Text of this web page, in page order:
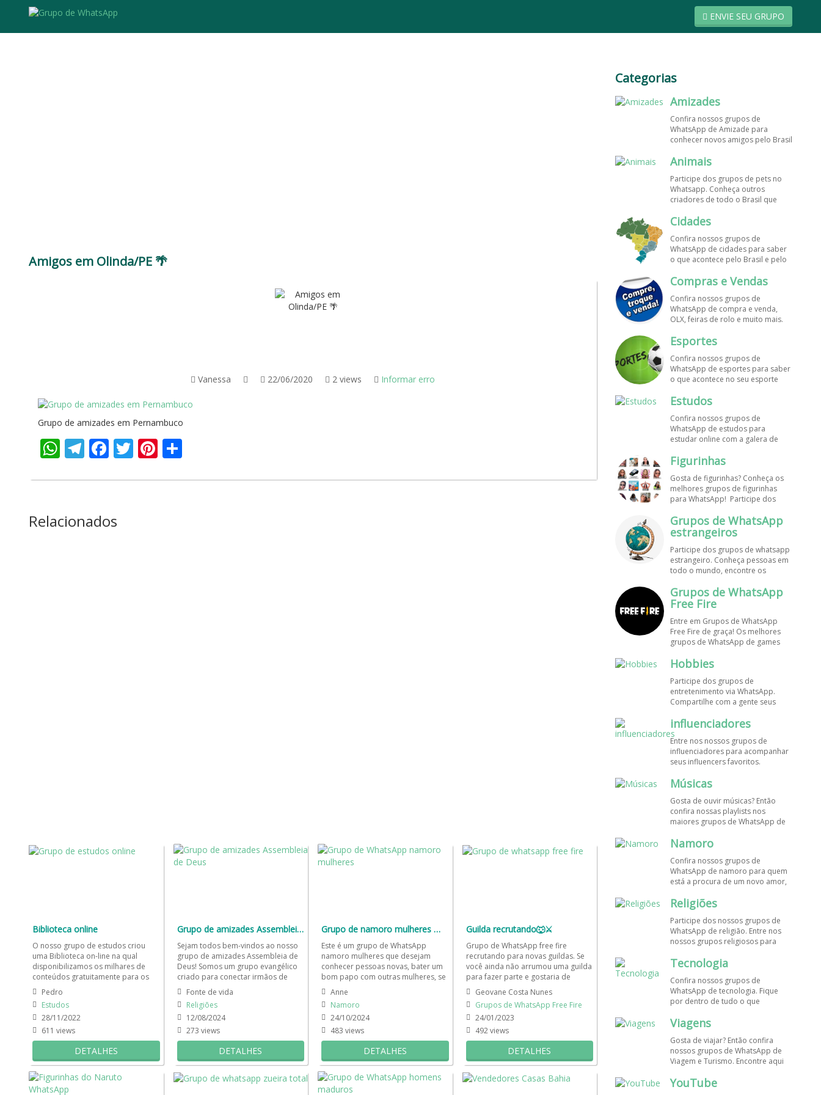
ENVIE SEU GRUPO
Amigos em Olinda/PE 🌴
Vanessa 22/06/2020 2 views Informar erro
Grupo de amizades em Pernambuco
WhatsApp
Telegram
Facebook
TwitterPinterest
Relacionados
Biblioteca online
O nosso grupo de estudos criou
uma Biblioteca on-line na qual
disponibilizamos os milhares de
conteúdos gratuitamente para os
membros aqui presentes.
Funciona...
Pedro
Estudos
28/11/2022
611 views
DETALHES
Grupo de amizades Assembleia de Deus
Sejam todos bem-vindos ao nosso
grupo de amizades Assembleia de
Deus! Somos um grupo evangélico
criado para conectar irmãos de
diversas Assembleias de Deus...
Fonte de vida
Religiões
12/08/2024
273 views
DETALHES
Grupo de namoro mulheres ❤️‍🩹🏳️‍🌈
Este é um grupo de WhatsApp
namoro mulheres que desejam
conhecer pessoas novas, bater um
bom papo com outras mulheres, se
divertir muito e, quem sabe, um
novo...
Anne
Namoro
24/10/2024
483 views
DETALHES
Guilda recrutando🐺⚔
Grupo de WhatsApp free fire
recrutando para novas guildas. Se
você ainda não arrumou uma guilda
para fazer parte e gostaria de
encontrar uma galera animada e...
Geovane Costa Nunes
Grupos de WhatsApp Free Fire
24/01/2023
492 views
DETALHES
Categorias
Amizades
Confira nossos grupos de
WhatsApp de Amizade para
conhecer novos amigos pelo Brasil
melhores grupos de WhatsApp é
Animais
Participe dos grupos de pets no
Whatsapp. Conheça outros
criadores de todo o Brasil que
trocar dicas sobre como cuidar
grupos de WhatsApp de graça!
Cidades
Confira nossos grupos de
WhatsApp de cidades para saber
o que acontece pelo Brasil e pelo
grupos de WhatsApp é de graça!
Compras e Vendas
Confira nossos grupos de
WhatsApp de compra e venda,
OLX, feiras de rolo e muito mais.
de WhatsApp é de grátis! Entre
agora!
Esportes
Confira nossos grupos de
WhatsApp de esportes para saber
o que acontece no seu esporte
melhores grupos de WhatsApp é
Estudos
Confira nossos grupos de
WhatsApp de estudos para
estudar online com a galera de
melhores grupos de WhatsApp é
de graça!
Figurinhas
Gosta de figurinhas? Conheça os
melhores grupos de figurinhas
para WhatsApp! Participe dos
figurinhas e stickers grátis.
Encontre aqui os melhores grupos
de WhatsApp e bombe seu perfil!
Grupos de WhatsApp
estrangeiros
Participe dos grupos de whatsapp
estrangeiro. Conheça pessoas em
todo o mundo, encontre os
Encontre esses e mais grupos de
WhatsApp de graça!
Grupos de WhatsApp
Free Fire
Entre em Grupos de WhatsApp
Free Fire de graça! Os melhores
grupos de WhatsApp de games
grupos de whats e faça novos
Hobbies
Participe dos grupos de
entretenimento via WhatsApp.
Compartilhe com a gente seus
os melhores grupos de WhatsApp,
é grátis e divertido!
influenciadores
Entre nos nossos grupos de
influenciadores para acompanhar
seus influencers favoritos.
em todo o Brasil e o mundo!
seus seguidores!
Músicas
Gosta de ouvir músicas? Então
confira nossas playlists nos
maiores grupos de WhatsApp de
melhores grupos de WhatsApp é
Namoro
Confira nossos grupos de
WhatsApp de namoro para quem
está a procura de um novo amor,
mais grupos de WhatsApp é de
graça!
Religiões
Participe dos nossos grupos de
WhatsApp de religião. Entre nos
nossos grupos religiosos para
só fé! Entre agora!
Tecnologia
Confira nossos grupos de
WhatsApp de tecnologia. Fique
por dentro de tudo o que
Aqui tem os grupos de WhatsApp
é de graça!
Viagens
Gosta de viajar? Então confira
nossos grupos de WhatsApp de
Viagem e Turismo. Encontre aqui
é de graça! Compartilhe com os
YouTube